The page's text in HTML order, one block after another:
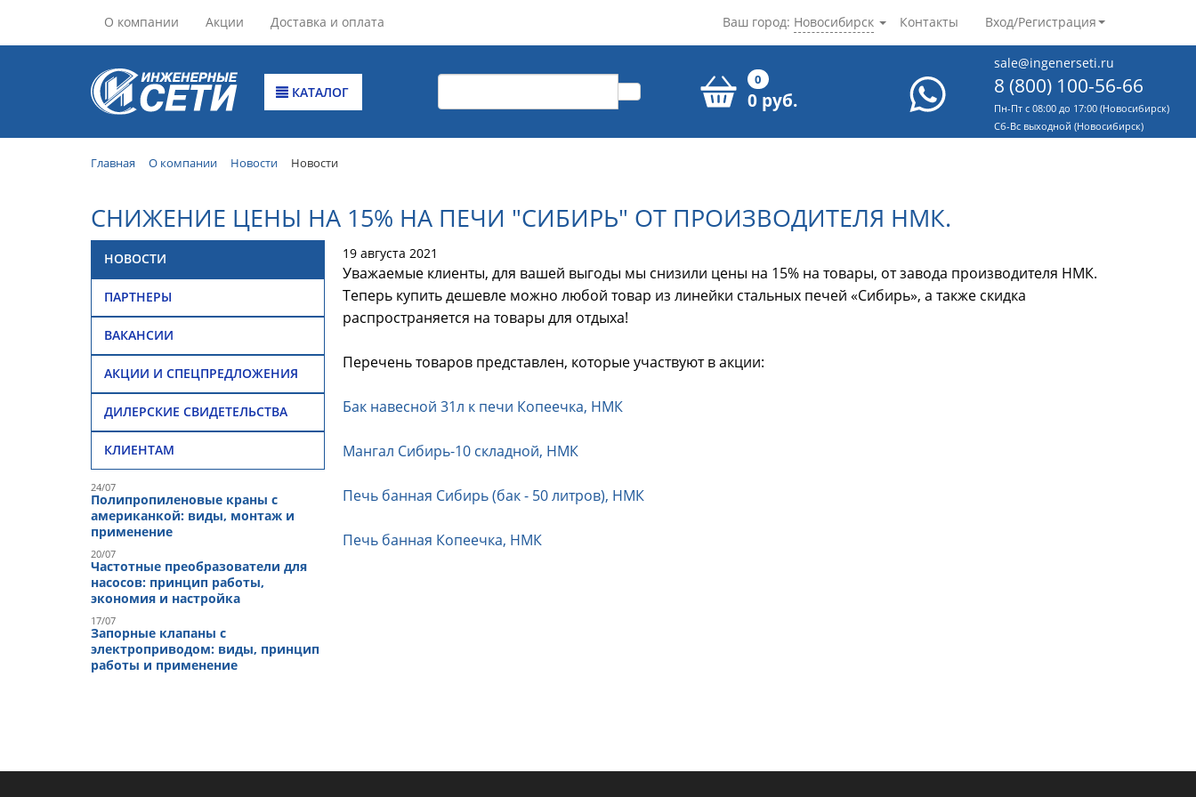
О компании Акции Доставка и оплата Контакты Вход/Регистрация
Ваш город: Новосибирск
КАТАЛОГ
0
0 руб.
sale@ingenerseti.ru
8 (800) 100-56-66
Пн-Пт с 08:00 до 17:00 (Новосибирск)
Cб-Вс выходной (Новосибирск)
Главная О компании Новости Новости
СНИЖЕНИЕ ЦЕНЫ НА 15% НА ПЕЧИ "СИБИРЬ" ОТ ПРОИЗВОДИТЕЛЯ НМК.
НОВОСТИ
ПАРТНЕРЫ
ВАКАНСИИ
АКЦИИ И СПЕЦПРЕДЛОЖЕНИЯ
ДИЛЕРСКИЕ СВИДЕТЕЛЬСТВА
КЛИЕНТАМ
24/07
Полипропиленовые краны с
американкой: виды, монтаж и
применение
20/07
Частотные преобразователи для
насосов: принцип работы,
экономия и настройка
17/07
Запорные клапаны с
электроприводом: виды, принцип
работы и применение
19 августа 2021
Уважаемые клиенты, для вашей выгоды мы снизили цены на 15% на товары, от завода производителя НМК.
Теперь купить дешевле можно любой товар из линейки стальных печей «Сибирь», а также скидка
распространяется на товары для отдыха!
Перечень товаров представлен, которые участвуют в акции:
Бак навесной 31л к печи Копеечка, НМК
Мангал Сибирь-10 складной, НМК
Печь банная Сибирь (бак - 50 литров), НМК
Печь банная Копеечка, НМК